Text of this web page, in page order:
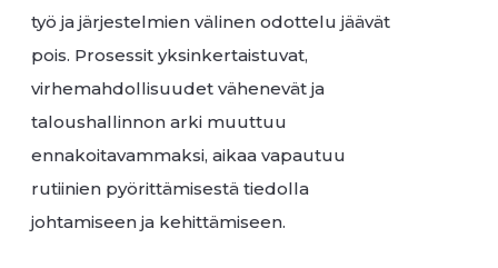
työ ja järjestelmien välinen odottelu jäävät
pois. Prosessit yksinkertaistuvat,
virhemahdollisuudet vähenevät ja
taloushallinnon arki muuttuu
ennakoitavammaksi, aikaa vapautuu
rutiinien pyörittämisestä tiedolla
johtamiseen ja kehittämiseen.